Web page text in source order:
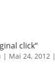
click“
| Mai 24, 2012|